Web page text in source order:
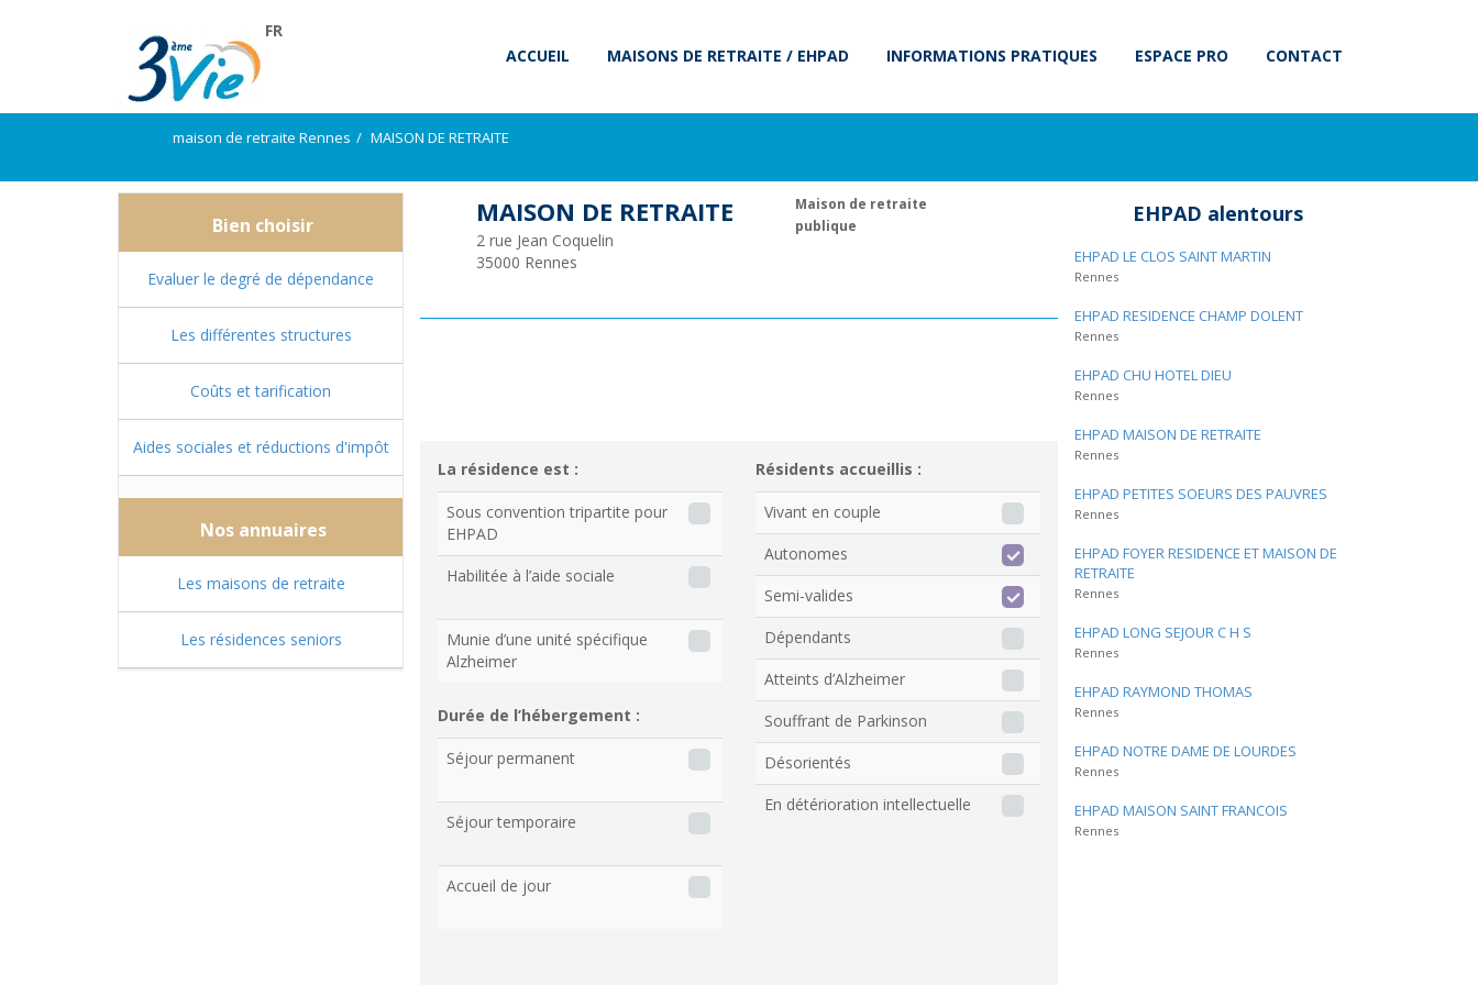
FR
ACCUEIL
MAISONS DE RETRAITE / EHPAD INFORMATIONS PRATIQUES ESPACE PRO CONTACT
maison de retraite Rennes MAISON DE RETRAITE
Bien choisir
Evaluer le degré de dépendance
Les différentes structures
Coûts et tarification
Aides sociales et réductions d'impôt
Nos annuaires
Les maisons de retraite
Les résidences seniors
MAISON DE RETRAITE
2 rue Jean Coquelin
35000 Rennes
Maison de retraite
publique
La résidence est :
Sous convention tripartite pour
EHPAD
Habilitée à l’aide sociale
Munie d’une unité spécifique
Alzheimer
Durée de l’hébergement :
Séjour permanent
Séjour temporaire
Accueil de jour
Résidents accueillis :
Vivant en couple
Autonomes
Semi-valides
Dépendants
Atteints d’Alzheimer
Souffrant de Parkinson
Désorientés
En détérioration intellectuelle
EHPAD alentours
EHPAD LE CLOS SAINT MARTIN
Rennes
EHPAD RESIDENCE CHAMP DOLENT
Rennes
EHPAD CHU HOTEL DIEU
Rennes
EHPAD MAISON DE RETRAITE
Rennes
EHPAD PETITES SOEURS DES PAUVRES
Rennes
EHPAD FOYER RESIDENCE ET MAISON DE
RETRAITE
Rennes
EHPAD LONG SEJOUR C H S
Rennes
EHPAD RAYMOND THOMAS
Rennes
EHPAD NOTRE DAME DE LOURDES
Rennes
EHPAD MAISON SAINT FRANCOIS
Rennes